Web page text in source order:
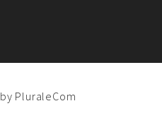
by PluraleCom